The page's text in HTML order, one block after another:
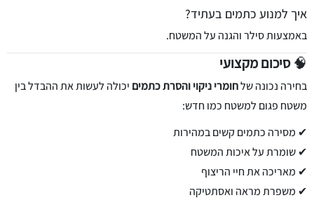
איך למנוע כתמים בעתיד?
באמצעות סילר והגנה על המשטח.
🧠סיכום מקצועי
בחירה נכונה שלחומרי ניקוי והסרת כתמיםיכולה לעשות את ההבדל בין
משטח פגום למשטח כמו חדש:
✔ מסירה כתמים קשים במהירות
✔ שומרת על איכות המשטח
✔ מאריכה את חיי הריצוף
✔ משפרת מראה ואסתטיקה